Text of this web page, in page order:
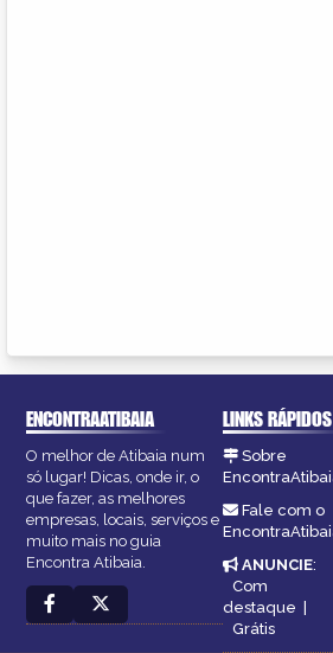
ENCONTRAATIBAIA
O melhor de Atibaia num
só lugar! Dicas, onde ir, o
que fazer, as melhores
empresas, locais, serviços e
muito mais no guia
Encontra Atibaia.
LINKS RÁPIDOS
Sobre
Fale com o
ANUNCIE:
Com
destaque
Grátis